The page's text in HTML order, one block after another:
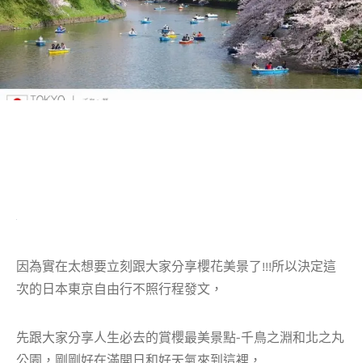
因為實在太想要立刻跟大家分享櫻花美景了!!!所以決定這
次的日本東京自由行不照行程發文，
先跟大家分享人生必去的賞櫻最美景點-千鳥之淵和北之丸